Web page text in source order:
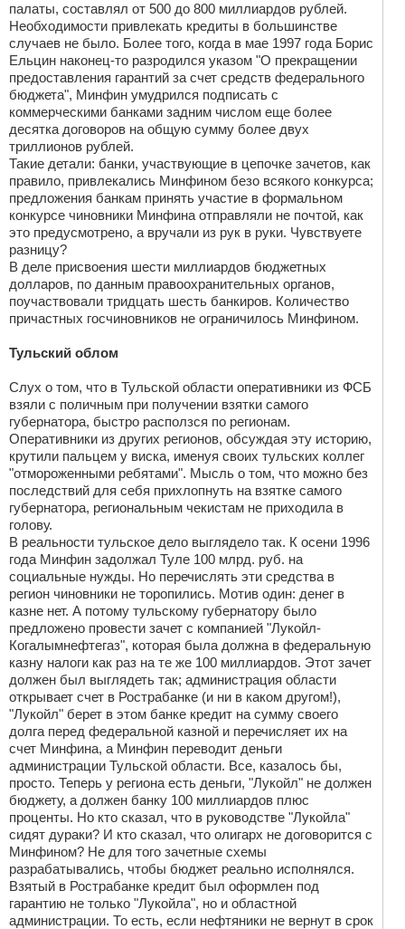
палаты, составлял от 500 до 800 миллиардов рублей.
Необходимости привлекать кредиты в большинстве
случаев не было. Более того, когда в мае 1997 года Борис
Ельцин наконец-то разродился указом "О прекращении
предоставления гарантий за счет средств федерального
бюджета", Минфин умудрился подписать с
коммерческими банками задним числом еще более
десятка договоров на общую сумму более двух
триллионов рублей.
Такие детали: банки, участвующие в цепочке зачетов, как
правило, привлекались Минфином безо всякого конкурса;
предложения банкам принять участие в формальном
конкурсе чиновники Минфина отправляли не почтой, как
это предусмотрено, а вручали из рук в руки. Чувствуете
разницу?
В деле присвоения шести миллиардов бюджетных
долларов, по данным правоохранительных органов,
поучаствовали тридцать шесть банкиров. Количество
причастных госчиновников не ограничилось Минфином.
Тульский облом
Слух о том, что в Тульской области оперативники из ФСБ
взяли с поличным при получении взятки самого
губернатора, быстро расползся по регионам.
Оперативники из других регионов, обсуждая эту историю,
крутили пальцем у виска, именуя своих тульских коллег
"отмороженными ребятами". Мысль о том, что можно без
последствий для себя прихлопнуть на взятке самого
губернатора, региональным чекистам не приходила в
голову.
В реальности тульское дело выглядело так. К осени 1996
года Минфин задолжал Туле 100 млрд. руб. на
социальные нужды. Но перечислять эти средства в
регион чиновники не торопились. Мотив один: денег в
казне нет. А потому тульскому губернатору было
предложено провести зачет с компанией "Лукойл-
Когалымнефтегаз", которая была должна в федеральную
казну налоги как раз на те же 100 миллиардов. Этот зачет
должен был выглядеть так; администрация области
открывает счет в Рострабанке (и ни в каком другом!),
"Лукойл" берет в этом банке кредит на сумму своего
долга перед федеральной казной и перечисляет их на
счет Минфина, а Минфин переводит деньги
администрации Тульской области. Все, казалось бы,
просто. Теперь у региона есть деньги, "Лукойл" не должен
бюджету, а должен банку 100 миллиардов плюс
проценты. Но кто сказал, что в руководстве "Лукойла"
сидят дураки? И кто сказал, что олигарх не договорится с
Минфином? Не для того зачетные схемы
разрабатывались, чтобы бюджет реально исполнялся.
Взятый в Рострабанке кредит был оформлен под
гарантию не только "Лукойла", но и областной
администрации. То есть, если нефтяники не вернут в срок